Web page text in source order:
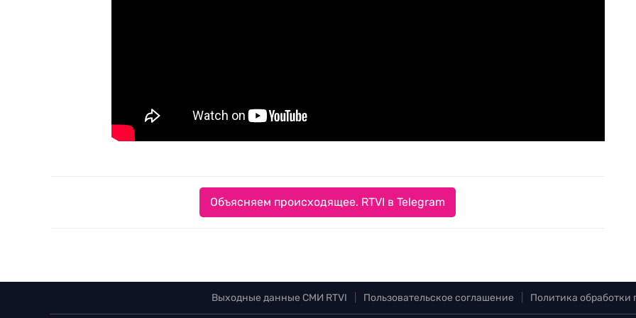
Объясняем происходящее. RTVI в Telegram
Выходные данные СМИ RTVI Пользовательское соглашение Политика